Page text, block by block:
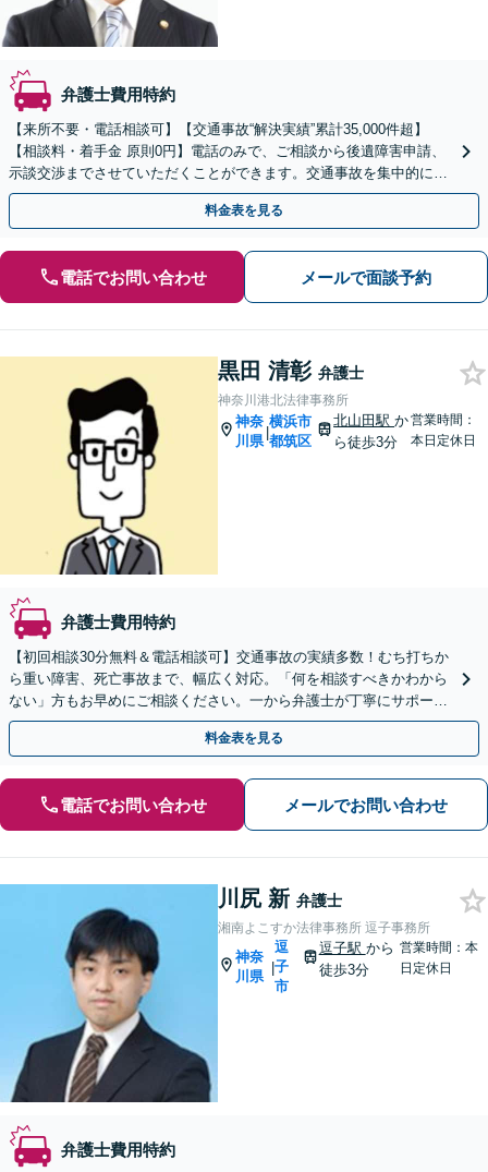
弁護士費用特約
【来所不要・電話相談可】【交通事故“解決実績”累計35,000件超】
【相談料・着手金 原則0円】電話のみで、ご相談から後遺障害申請、
示談交渉までさせていただくことができます。交通事故を集中的に取
り扱っている弁護士が全力でサポート！
料金表を見る
電話でお問い合わせ メールで面談予約
黒田 清彰 弁護士
神奈川港北法律事務所
神奈
川県
|
横浜市
都筑区
北山田駅か
ら徒歩3分
営業時間：
本日定休日
弁護士費用特約
【初回相談30分無料＆電話相談可】交通事故の実績多数！むち打ちか
ら重い障害、死亡事故まで、幅広く対応。「何を相談すべきかわから
ない」方もお早めにご相談ください。一から弁護士が丁寧にサポート
いたします【北山田駅3分】【土日祝相談可】
料金表を見る
電話でお問い合わせ メールでお問い合わせ
川尻 新 弁護士
湘南よこすか法律事務所 逗子事務所
神奈
川県
|
逗
子
市
逗子駅 から
徒歩3分
営業時間：本
日定休日
弁護士費用特約